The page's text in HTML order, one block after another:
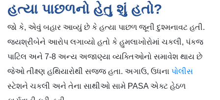
હત્યા પાછળનો હેતુ શું હતો?
જો કે, એવું બહાર આવ્યું છે કે હત્યા પાછળ જૂની દુશ્મનાવટ હતી.
જયશ્રીબેને આરોપ લગાવ્યો હતો કે હુમલાખોરોમાં ચકલી, પંકજ
પાટિલ અને 7-8 અન્ય અજાણ્યા વ્યક્તિઓનો સમાવેશ થાય છે
જેઓ તીક્ષ્ણ હથિયારોથી સજ્જ હતા. અગાઉ, ઉધના પોલીસ
સ્ટેશને ચકલી અને તેના સાથીઓ સામે PASA એક્ટ હેઠળ